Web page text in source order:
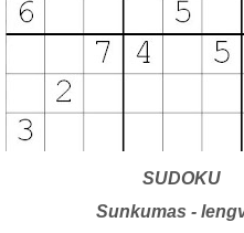
SUDOKU
Sunkumas -